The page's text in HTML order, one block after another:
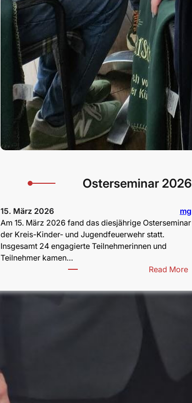
Osterseminar 2026
15. März 2026
mg
Am 15. März 2026 fand das diesjährige Osterseminar
der Kreis-Kinder- und Jugendfeuerwehr statt.
Insgesamt 24 engagierte Teilnehmerinnen und
Teilnehmer kamen…
Read More:
s